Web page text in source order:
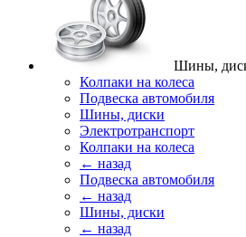
Шины,
Колпаки на колеса
Подвеска автомобиля
Шины, диски
Электротранспорт
Колпаки на колеса
← назад
Подвеска автомобиля
← назад
Шины, диски
← назад